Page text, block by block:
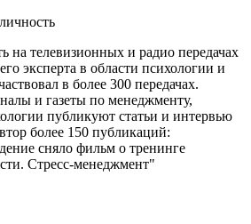
на телевизионных и радио передачах
эксперта в области психологии и
в более 300 передачах.
и газеты по менеджменту,
публикуют статьи и интервью
более 150 публикаций:
сняло фильм о тренинге
Стресс-менеджмент"